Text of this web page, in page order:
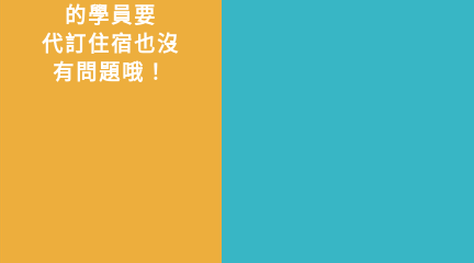
的學員要
代訂住宿也沒
有問題哦！